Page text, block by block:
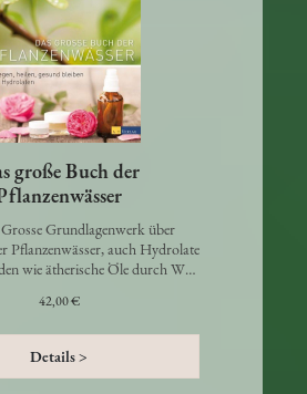
große Buch der
Grundlagenwerk über
Pflanzenwässer, auch Hydrolate
wie ätherische Öle durch W…
42,00 €
Details >